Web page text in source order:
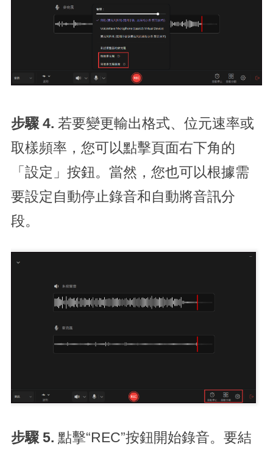
步驟 4. 若要變更輸出格式、位元速率或
取樣頻率，您可以點擊頁面右下角的
「設定」按鈕。當然，您也可以根據需
要設定自動停止錄音和自動將音訊分
段。
步驟 5. 點擊“REC”按鈕開始錄音。要結